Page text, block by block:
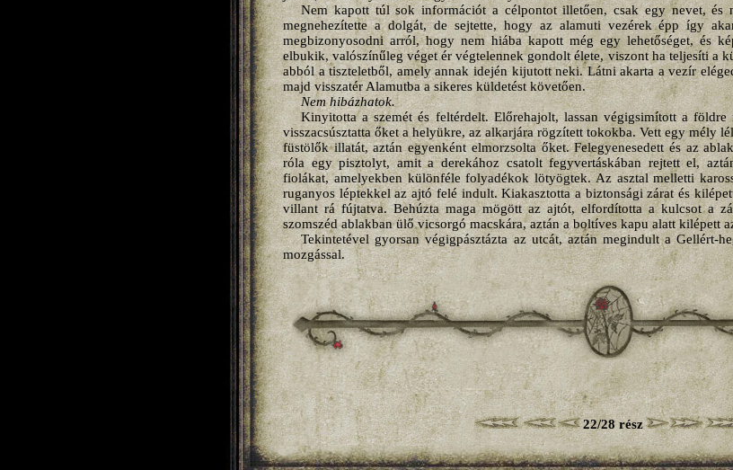
Nem kapott túl sok információt a célpontot illetően, csak egy nevet, és
megnehezítette a dolgát, de sejtette, hogy az alamuti vezérek épp így
megbizonyosodni arról, hogy nem hiába kapott még egy lehetőséget, és
elbukik, valószínűleg véget ér végtelennek gondolt élete, viszont ha teljesíti a
abból a tiszteletből, amely annak idején kijutott neki. Látni akarta a vezír
majd visszatér Alamutba a sikeres küldetést követően.
Nem hibázhatok.
Kinyitotta a szemét és feltérdelt. Előrehajolt, lassan végigsimított a földre
visszacsúsztatta őket a helyükre, az alkarjára rögzített tokokba. Vett egy mély
füstölők illatát, aztán egyenként elmorzsolta őket. Felegyenesedett és az
róla egy pisztolyt, amit a derekához csatolt fegyvertáskában rejtett el,
fiolákat, amelyekben különféle folyadékok lötyögtek. Az asztal melletti
ruganyos léptekkel az ajtó felé indult. Kiakasztotta a biztonsági zárat és
villant rá fújtatva. Behúzta maga mögött az ajtót, elfordította a kulcsot a
szomszéd ablakban ülő vicsorgó macskára, aztán a boltíves kapu alatt kilépett
Tekintetével gyorsan végigpásztázta az utcát, aztán megindult a Gellért-
mozgással.
22/28 rész